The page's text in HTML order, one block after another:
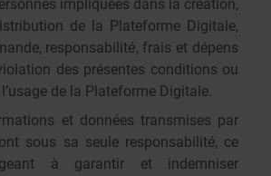
impliquées dans la création,
de la Plateforme Digitale,
responsabilité, frais et dépens
des présentes conditions ou
de la Plateforme Digitale.
et données transmises par
sous sa seule responsabilité, ce
à garantir et indemniser